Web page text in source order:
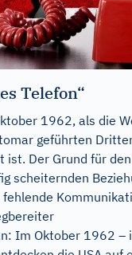
Telefon“
1962, als die
geführten
ist. Der Grund für
scheiternden
Im Oktober 1962 –